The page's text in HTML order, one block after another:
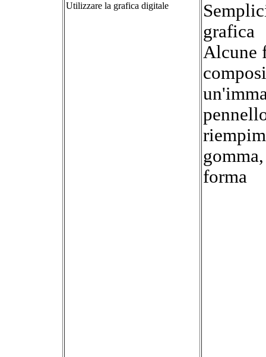
Utilizzare la grafica digitale
grafica
Alcune
forma